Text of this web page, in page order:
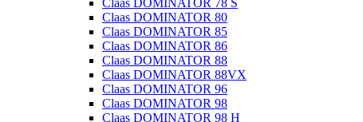
Claas DOMINATOR 78 S
Claas DOMINATOR 80
Claas DOMINATOR 85
Claas DOMINATOR 86
Claas DOMINATOR 88
Claas DOMINATOR 88VX
Claas DOMINATOR 96
Claas DOMINATOR 98
Claas DOMINATOR 98 H